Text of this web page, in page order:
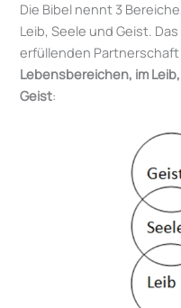
Die Bibel nennt 3
Leib, Seele und Geist.
erfüllenden
Lebensbereichen, im
Geist: